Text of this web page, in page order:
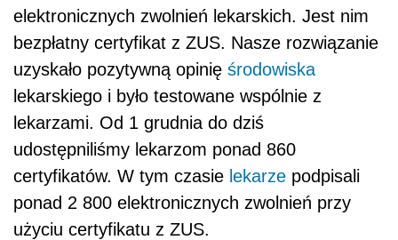
elektronicznych zwolnień lekarskich. Jest nim
bezpłatny certyfikat z ZUS. Nasze rozwiązanie
uzyskało pozytywną opinię środowiska
lekarskiego i było testowane wspólnie z
lekarzami. Od 1 grudnia do dziś
udostępniliśmy lekarzom ponad 860
certyfikatów. W tym czasie lekarze podpisali
ponad 2 800 elektronicznych zwolnień przy
użyciu certyfikatu z ZUS.